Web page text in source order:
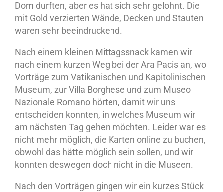
Dom durften, aber es hat sich sehr gelohnt. Die
mit Gold verzierten Wände, Decken und Stauten
waren sehr beeindruckend.
Nach einem kleinen Mittagssnack kamen wir
nach einem kurzen Weg bei der Ara Pacis an, wo
Vorträge zum Vatikanischen und Kapitolinischen
Museum, zur Villa Borghese und zum Museo
Nazionale Romano hörten, damit wir uns
entscheiden konnten, in welches Museum wir
am nächsten Tag gehen möchten. Leider war es
nicht mehr möglich, die Karten online zu buchen,
obwohl das hätte möglich sein sollen, und wir
konnten deswegen doch nicht in die Museen.
Nach den Vorträgen gingen wir ein kurzes Stück